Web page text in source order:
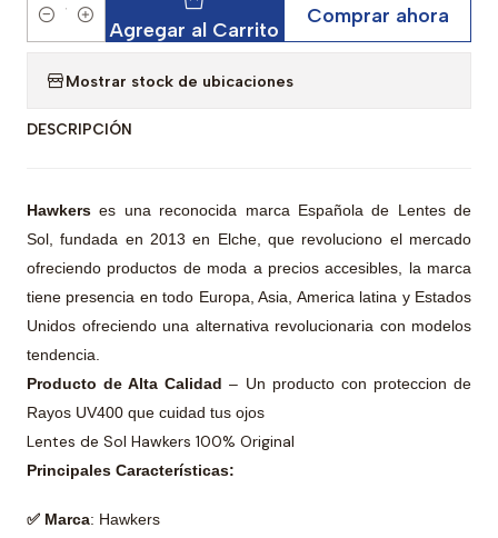
Cantidad Agregar al Carrito
Comprar ahora
Mostrar stock de ubicaciones
DESCRIPCIÓN
Hawkerses una reconocida marca Española de Lentes de
Sol, fundada en 2013 en Elche, que revoluciono el mercado
ofreciendo productos de moda a precios accesibles, la marca
tiene presencia en todo Europa, Asia, America latina y Estados
Unidos ofreciendo una alternativa revolucionaria con modelos
tendencia.
Producto de Alta Calidad– Un producto con proteccion de
Rayos UV400 que cuidad tus ojos
Lentes de Sol Hawkers 100% Original
Principales Características:
✅ Marca: Hawkers